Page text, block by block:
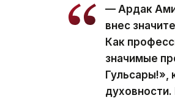
— Ардак
внес
Как
значимые
Гульсары!»,